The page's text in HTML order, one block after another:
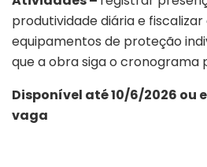
produtividade diária e
equipamentos de proteção
que a obra siga o cronograma
Disponível até 10/6/2026 ou
vaga